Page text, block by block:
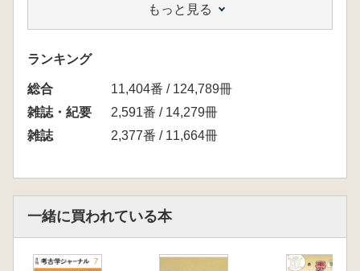
―マケドニア型石室を中心として一」
秋田かな子「縄文時代後期注口土器の変化と画
期―南関東地方にみる諸相から一」
杉山 和徳「海老名市河原口坊中遺跡にみる弥
生時代の木製鞘」
史料翻訳・註解
平野 智洋「ゲオルギオス・スフランブィス
山本 和重 速水侑先生を偲んで
三田武繁「初期鎌倉幕府の地頭政策」
もっと見る
ランキング
総合
11,404番 / 124,789冊
雑誌・紀要
2,591番 / 14,279冊
雑誌
2,377番 / 11,664冊
一緒に買われている本